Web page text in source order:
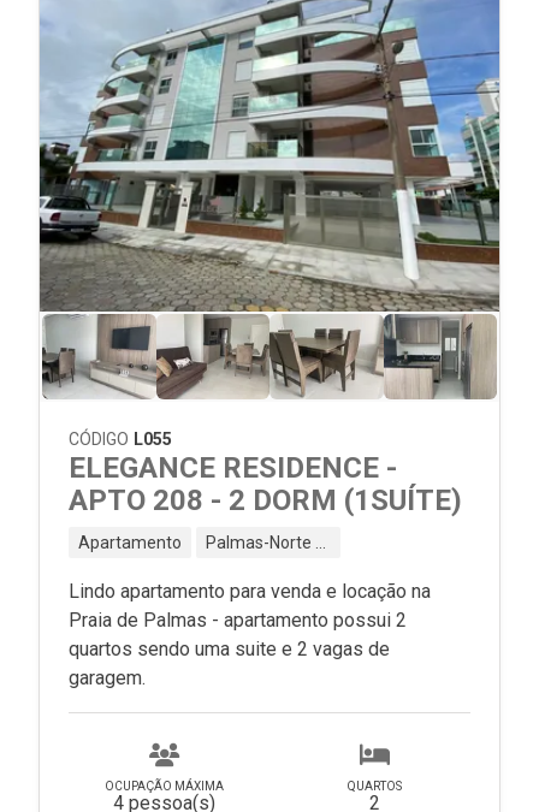
CÓDIGO L055
ELEGANCE RESIDENCE -
APTO 208 - 2 DORM (1SUÍTE)
Apartamento
Lindo apartamento para venda e locação na
Praia de Palmas - apartamento possui 2
quartos sendo uma suite e 2 vagas de
garagem.
OCUPAÇÃO MÁXIMA
4 pessoa(s)
QUARTOS
2